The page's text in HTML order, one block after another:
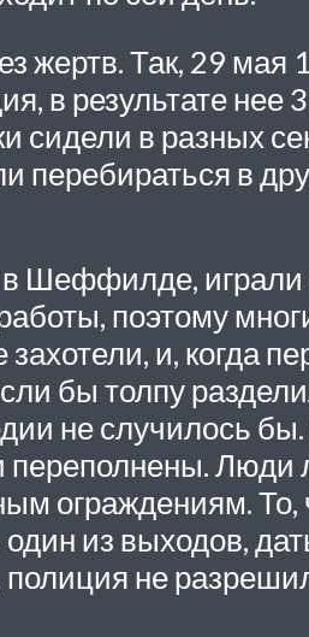
жертв. Так, 29 мая
в результате нее
в разных
перебираться в
Шеффилде,
поэтому
и, когда
бы толпу
не случилось
Люди
ограждениям. То,
один из выходов,
не